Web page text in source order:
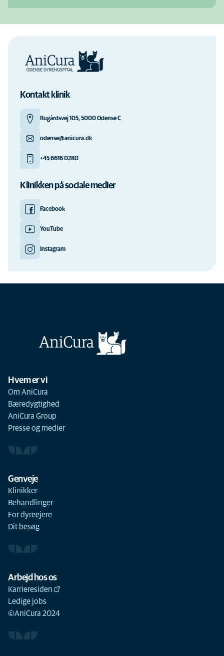
Kontakt klinik
Rugårdsvej 105, 5000 Odense C
odense@anicura.dk
+45 6616 0280
Klinikken på sociale medier
Facebook
YouTube
Instagram
Hvem er vi
Om AniCura
Bæredygtighed
AniCura Group
Presse og medier
Genveje
Klinikker
Behandlinger
For dyreejere
Dit besøg
Arbejd hos os
Karrieresiden
Ledige jobs
©AniCura 2024